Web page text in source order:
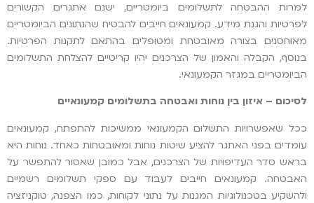
למרות ההבטחה לתשלומים ביומטריים, ישנם אתגרים הקשורים
לפרטיות והגנת מידע. קמעונאים חייבים להבטיח שהנתונים הביומטריים
מאוחסנים בצורה מאובטחת ומטופלים בהתאם לתקנות הפרטיות.
בנוסף, הקבלה והאמון של הצרכנים יהיו קריטיים להצלחת התשלומים
הביומטריים במגזר הקמעונאי.
לסיכום – איזון בין נוחות ואבטחה בתשלומים קמעונאיים
ככל שאפשרויות התשלום הקמעונאי ממשיכות להתפתח, קמעונאים
עומדים בפני האתגר להציע שיטות נוחות ומאובטחות כאחד. נוחות היא
בראש סדר העדיפויות של הצרכנים, אבל כמובן שאסור להתפשר על
האבטחה. קמעונאים חייבים לעבוד עם ספקי תשלומים רשמיים
ולהשקיע בטכנולוגיות המגנות על נתוני לקוחות, כמו הצפנה, טוקניזציה